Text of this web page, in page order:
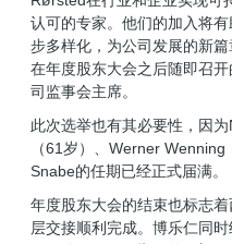
认可的专家。他们的加入将
步多样化，为公司发展的新
在年度股东大会之后随即召
司监事会主席。
此次选举也有其必要性，因
（61岁）、Werner
Snabe的任期已经正式届满。
年度股东大会的结束也标志
层交接顺利完成。博乐仁同